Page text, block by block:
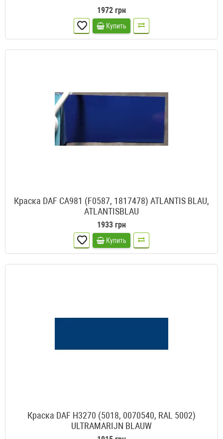
1972 грн
Купить
Краска DAF CA981 (F0587, 1817478) ATLANTIS BLAU,
ATLANTISBLAU
1933 грн
Купить
Краска DAF H3270 (5018, 0070540, RAL 5002)
ULTRAMARIJN BLAUW